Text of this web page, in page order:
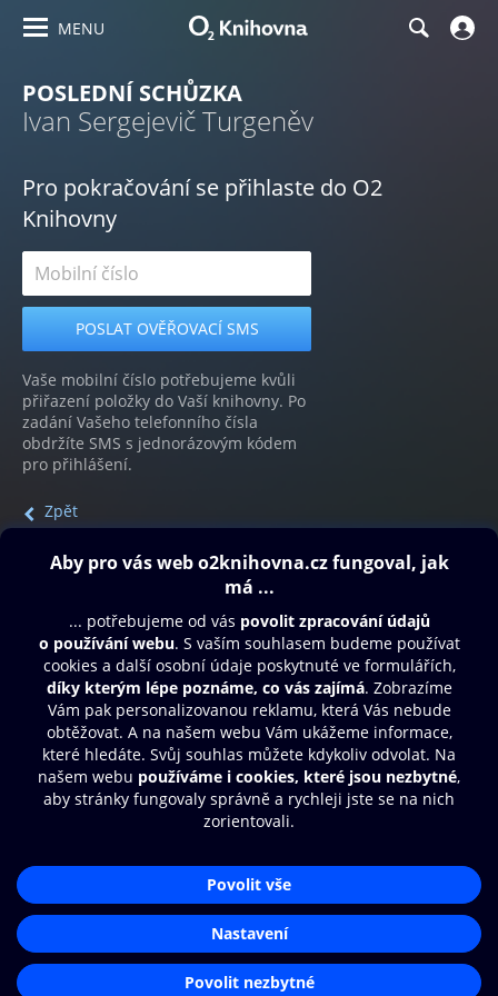
MENU
POSLEDNÍ SCHŮZKA
Ivan Sergejevič Turgeněv
Pro pokračování se přihlaste do O2
Knihovny
Vaše mobilní číslo potřebujeme kvůli
přiřazení položky do Vaší knihovny. Po
zadání Vašeho telefonního čísla
obdržíte SMS s jednorázovým kódem
pro přihlášení.
Zpět
Obsah ke stažení
Moje O2 Knihovna
Další zábava
© O2 Czech Republic a.s.
Přístupnost
Zásady zpracování osobních údajů
Nastavení cookies
Aplikace O2 Knihovna
Čti a poslouchej své e-knihy a
audioknihy rychleji a pohodlněji.